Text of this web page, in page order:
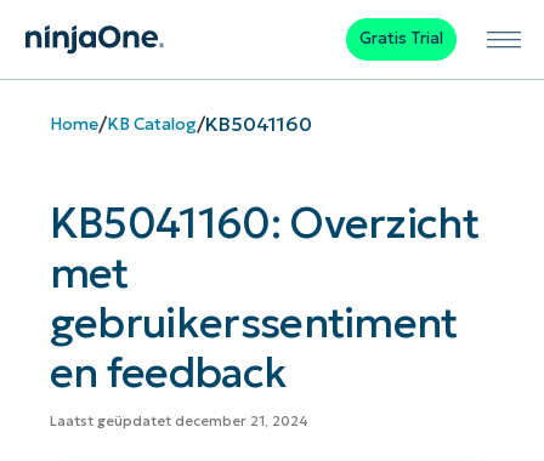
Gratis Trial
Home/KB Catalog/KB5041160
KB5041160: Overzicht
met
gebruikerssentiment
en feedback
Laatst geüpdatet december 21, 2024